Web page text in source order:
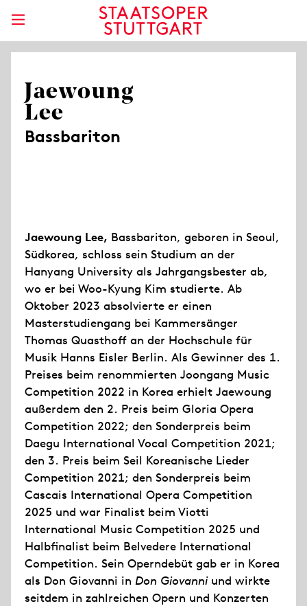
Jaewoung
Lee
Bassbariton
Jaewoung Lee, Bassbariton, geboren in Seoul,
Südkorea, schloss sein Studium an der
Hanyang University als Jahrgangsbester ab,
wo er bei Woo-Kyung Kim studierte. Ab
Oktober 2023 absolvierte er einen
Masterstudiengang bei Kammersänger
Thomas Quasthoff an der Hochschule für
Musik Hanns Eisler Berlin. Als Gewinner des 1.
Preises beim renommierten Joongang Music
Competition 2022 in Korea erhielt Jaewoung
außerdem den 2. Preis beim Gloria Opera
Competition 2022; den Sonderpreis beim
Daegu International Vocal Competition 2021;
den 3. Preis beim Seil Koreanische Lieder
Competition 2021; den Sonderpreis beim
Cascais International Opera Competition
2025 und war Finalist beim Viotti
International Music Competition 2025 und
Halbfinalist beim Belvedere International
Competition. Sein Operndebüt gab er in Korea
als Don Giovanni in Don Giovanniund wirkte
seitdem in zahlreichen Opern und Konzerten